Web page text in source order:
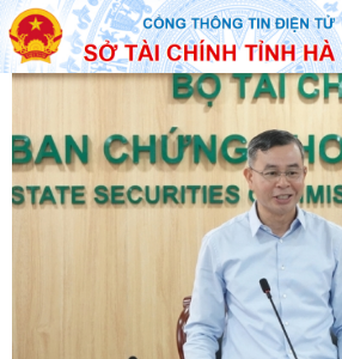
Đã kết nối EMC